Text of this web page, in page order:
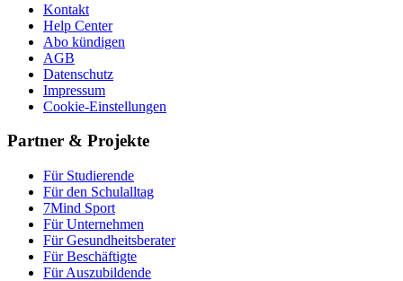
Kontakt
Help Center
Abo kündigen
AGB
Datenschutz
Impressum
Cookie-Einstellungen
Partner & Projekte
Für Stu­die­rende
Für den Schulalltag
7Mind Sport
Für Unter­neh­men
Für Gesund­heits­be­ra­ter
Für Beschäftigte
Für Auszubildende